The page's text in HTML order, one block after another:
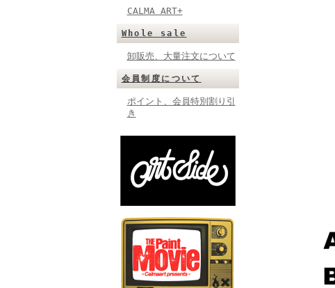
CALMA ART+
Whole sale
卸販売、大量注文について
会員制度について
ポイント、会員特別割り引
き